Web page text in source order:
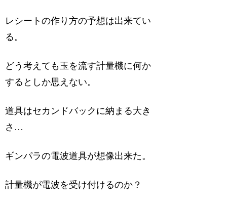
レシートの作り方の予想は出来てい
る。
どう考えても玉を流す計量機に何か
するとしか思えない。
道具はセカンドバックに納まる大き
さ…
ギンパラの電波道具が想像出来た。
計量機が電波を受け付けるのか？